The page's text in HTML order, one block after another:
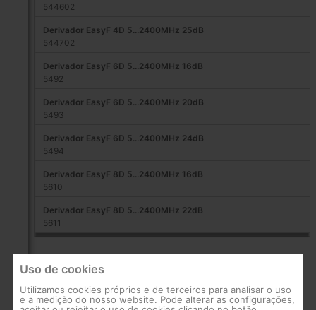
544602
Derivador EasyF 4D 5...2400MHz 25dB
544702
Derivador EasyF 6D 5...2400MHz 16dB
5492
Derivador EasyF 6D 5...2400MHz 20dB
5493
Derivador EasyF 6D 5...2400MHz 24dB
5494
Derivador EasyF 8D 5...2400MHz 16dB
5610
Derivador EasyF 8D 5...2400MHz 22dB
5611
Uso de cookies
Utilizamos cookies próprios e de terceiros para analisar o uso
e a medição do nosso website. Pode alterar as configurações,